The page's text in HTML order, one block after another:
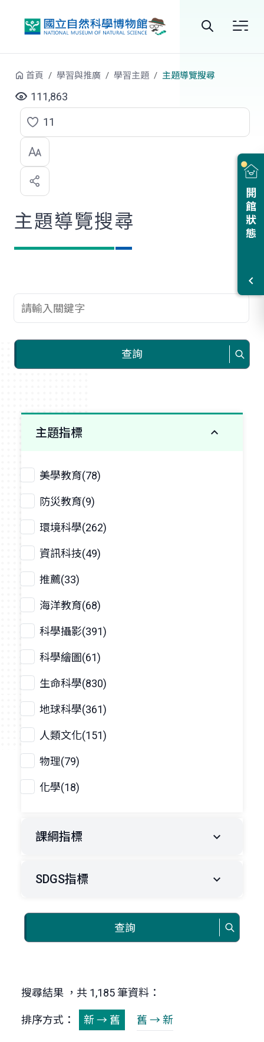
站
尋
開館狀態
首頁 學習與推廣 學習主題 主題導覽搜尋
111,863
點
選
喜
歡
11
主題導覽搜尋
查詢關鍵字
查詢
主題指標
美學教育(78)
防災教育(9)
環境科學(262)
資訊科技(49)
推薦(33)
海洋教育(68)
科學攝影(391)
科學繪圖(61)
生命科學(830)
地球科學(361)
人類文化(151)
物理(79)
化學(18)
課綱指標
SDGS指標
查詢
搜尋結果 ，共 1,185 筆資料：
排序方式： 新 → 舊 舊 → 新